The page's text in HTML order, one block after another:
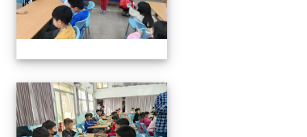
114年閱讀講座-與山的對話